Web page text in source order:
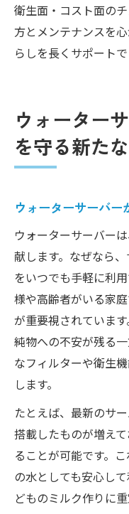
衛生面・コスト面の
方とメンテナンスを
らしを長くサポートで
ウォーター
を守る新た
ウォーターサーバ
ウォーターサーバー
献します。なぜなら
をいつでも手軽に利
様や高齢者がいる家
が重要視されていま
純物への不安が残る
なフィルターや衛生
します。
たとえば、最新のサ
搭載したものが増え
ることが可能です。
の水としても安心し
どものミルク作りに